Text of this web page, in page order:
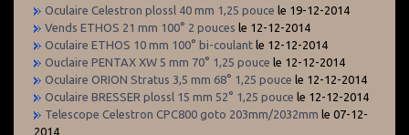
Oculaire Celestron plossl 40 mm 1,25 pouce le 19-12-2014
Vends ETHOS 21 mm 100° 2 pouces le 12-12-2014
Oculaire ETHOS 10 mm 100° bi-coulant le 12-12-2014
Ouclaire PENTAX XW 5 mm 70° 1,25 pouce le 12-12-2014
Oculaire ORION Stratus 3,5 mm 68° 1,25 pouce le 12-12-2014
Oculaire BRESSER plossl 15 mm 52° 1,25 pouce le 12-12-2014
Telescope Celestron CPC800 goto 203mm/2032mm le 07-12-
2014